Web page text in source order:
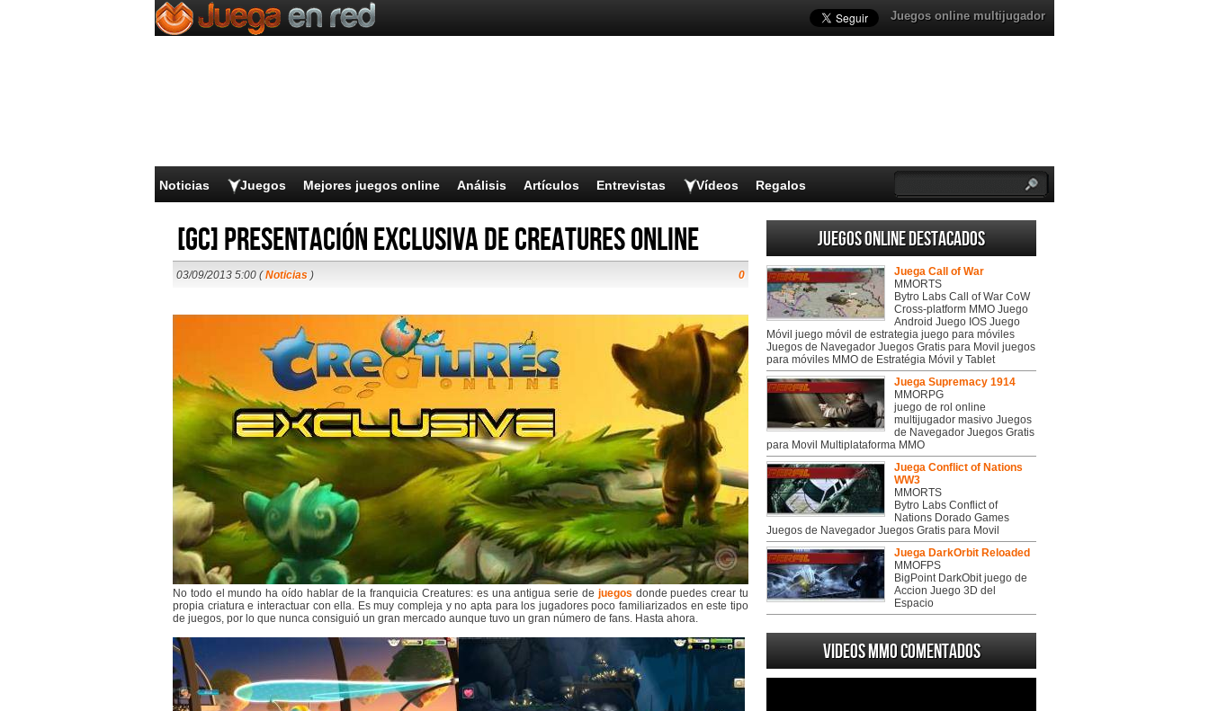
Juegos online multijugador
Noticias Juegos Mejores juegos online Análisis Artículos Entrevistas Vídeos Regalos
[GC] Presentación exclusiva de Creatures Online
03/09/2013 5:00 (Noticias ) 0
No todo el mundo ha oído hablar de la franquicia Creatures: es una antigua serie de juegos donde puedes crear tu
propia criatura e interactuar con ella. Es muy compleja y no apta para los jugadores poco familiarizados en este tipo
de juegos, por lo que nunca consiguió un gran mercado aunque tuvo un gran número de fans. Hasta ahora.
Juegos online destacados
Juega Call of War
MMORTS
Bytro Labs Call of War CoW
Cross-platform MMO Juego
Android Juego IOS Juego
Móvil juego móvil de estrategia juego para móviles
Juegos de Navegador Juegos Gratis para Movil juegos
para móviles MMO de Estratégia Móvil y Tablet
Juega Supremacy 1914
MMORPG
juego de rol online
multijugador masivo Juegos
de Navegador Juegos Gratis
para Movil Multiplataforma MMO
Juega Conflict of Nations
WW3
MMORTS
Bytro Labs Conflict of
Nations Dorado Games
Juegos de Navegador Juegos Gratis para Movil
Juega DarkOrbit Reloaded
MMOFPS
BigPoint DarkObit juego de
Accion Juego 3D del
Espacio
Videos MMO Comentados